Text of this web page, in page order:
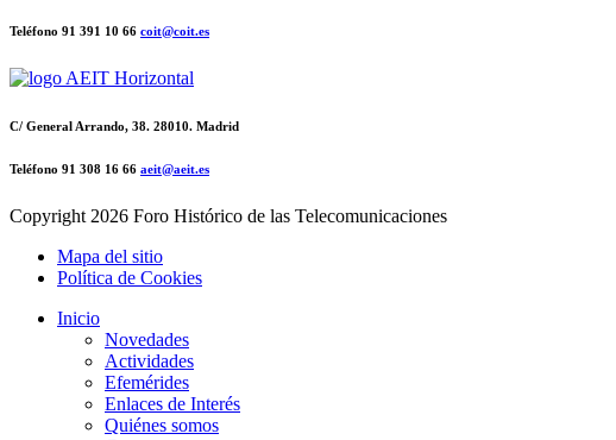
Teléfono 91 391 10 66 coit@coit.es
C/ General Arrando, 38. 28010. Madrid
Teléfono 91 308 16 66 aeit@aeit.es
Copyright2026 Foro Histórico de las Telecomunicaciones
Mapa del sitio
Política de Cookies
Inicio
Novedades
Actividades
Efemérides
Enlaces de Interés
Quiénes somos